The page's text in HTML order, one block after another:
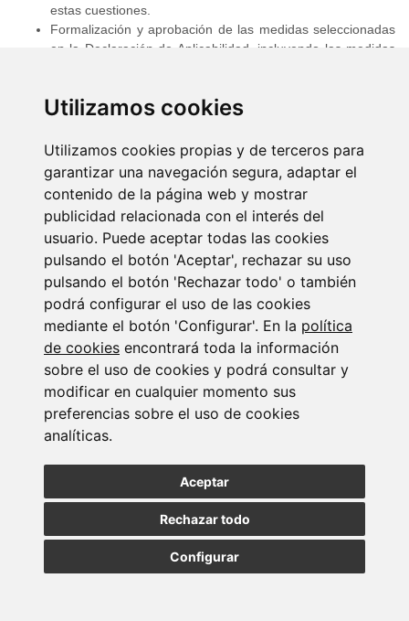
Utilizamos cookies
Utilizamos cookies propias y de terceros para
garantizar una navegación segura, adaptar el
contenido de la página web y mostrar
publicidad relacionada con el interés del
usuario. Puede aceptar todas las cookies
pulsando el botón 'Aceptar', rechazar su uso
pulsando el botón 'Rechazar todo' o también
podrá configurar el uso de las cookies
mediante el botón 'Configurar'. En la política
de cookies encontrará toda la información
sobre el uso de cookies y podrá consultar y
modificar en cualquier momento sus
preferencias sobre el uso de cookies
analíticas.
Aceptar
Rechazar todo
Configurar
estas cuestiones.
Formalización y aprobación de las medidas seleccionadas
en la Declaración de Aplicabilidad, incluyendo las medidas
Decreto citado.
información han sido adecuadamente implementadas por
el Responsable del Sistema.
Determinación de la categoría de seguridad del sistema,
con base en las valoraciones de los Responsables de la
Información y del Servicio.
Promover la formación y concienciación en materia de
seguridad de la información dentro de su ámbito de
responsabilidad.
Promover la realización del análisis de riesgos.
Designar responsables de la ejecución del análisis de
riesgos, de la declaración de aplicabilidad, identificar
medidas de seguridad, determinar configuraciones
necesarias, elaborar documentación del sistema.
Proporcionar asesoramiento para la determinación de la
categoría del sistema, en colaboración con el Responsable
del Sistema y/o Comité de Seguridad de la Información de
Participar en la elaboración e implantación de los planes de
mejora de la seguridad y llegado el caso en los planes de
Gestionar las revisiones externas o internas del sistema.
Análisis de los informes de Auditoria de primera, segunda o